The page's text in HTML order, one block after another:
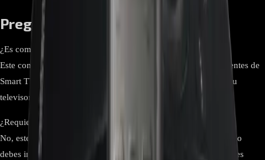
Preguntas Frecuentes
¿Es compatible con todos los modelos de Smart TV Samsung?
Este control es compatible con una gran parte de modelos recientes de
Smart TV Samsung pero no con todos. Consulta el manual de tu
televisor para verificar compatibilidad.
¿Requiere configuración previa para funcionar?
No, este control remoto no necesita configuración adicional. Solo
debes insertar las baterías y estará listo para usarse con televisores